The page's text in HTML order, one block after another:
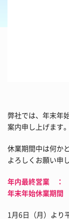
弊社では、年末年
案内申し上げます。
休業期間中は何か
よろしくお願い申
年内最終営業 ：
年末年始休業期間
1月6日（月）より